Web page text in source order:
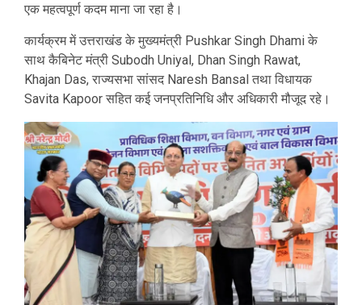
एक महत्वपूर्ण कदम माना जा रहा है।
कार्यक्रम में उत्तराखंड के मुख्यमंत्री Pushkar Singh Dhami के
साथ कैबिनेट मंत्री Subodh Uniyal, Dhan Singh Rawat,
Khajan Das, राज्यसभा सांसद Naresh Bansal तथा विधायक
Savita Kapoor सहित कई जनप्रतिनिधि और अधिकारी मौजूद रहे।